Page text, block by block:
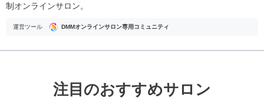
制オンラインサロン。
運営ツール DMMオンラインサロン専用コミュニティ
注目のおすすめサロン